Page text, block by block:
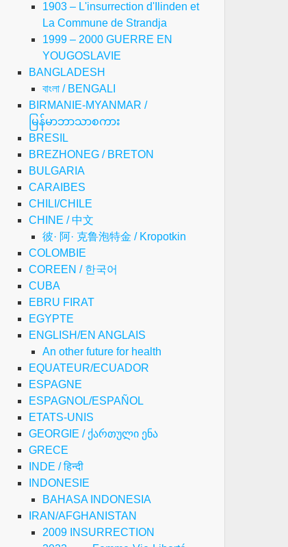
1903 – L'insurrection d'Ilinden et
La Commune de Strandja
1999 – 2000 GUERRE EN
YOUGOSLAVIE
BANGLADESH
বাংলা / BENGALI
BIRMANIE-MYANMAR /
မြန်မာဘာသာစကား
BRESIL
BREZHONEG / BRETON
BULGARIA
CARAIBES
CHILI/CHILE
CHINE / 中文
彼· 阿· 克鲁泡特金 / Kropotkin
COLOMBIE
COREEN / 한국어
CUBA
EBRU FIRAT
EGYPTE
ENGLISH/EN ANGLAIS
An other future for health
EQUATEUR/ECUADOR
ESPAGNE
ESPAGNOL/ESPAÑOL
ETATS-UNIS
GEORGIE / ქართული ენა
GRECE
INDE / हिन्दी
INDONESIE
BAHASA INDONESIA
IRAN/AFGHANISTAN
2009 INSURRECTION